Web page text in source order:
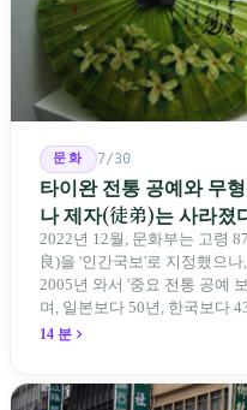
문화 7/30
타이완 전통 공예와 무
나 제자(徒弟)는 사라졌
2022년 12월, 문화부는 고령
良)을 '인간국보'로 지정했으
2005년 와서 '중요 전통 공예
며, 일본보다 50년, 한국보다
자 제도는 이미 1970-80년대
14 분